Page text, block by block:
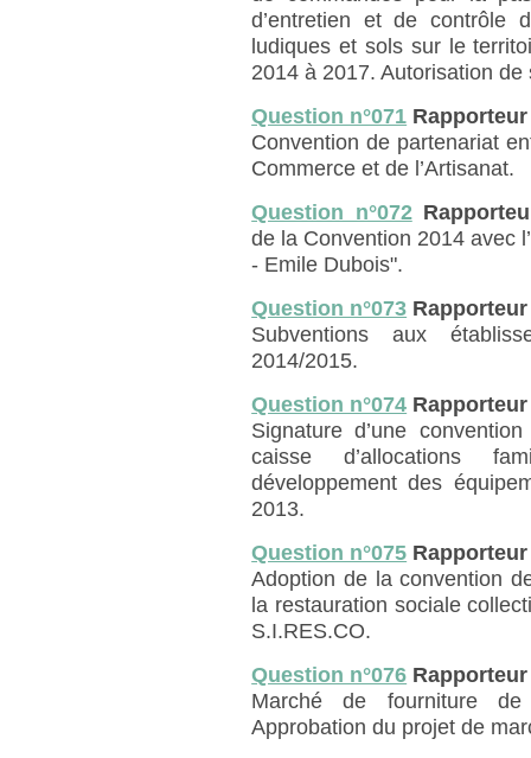
d’entretien et de contrôle
ludiques et sols sur le
2014 à 2017. Autorisation de
Question n°071
Convention de partenariat
Commerce et de l’Artisanat.
Question n°072
de la Convention 2014 avec
- Emile Dubois".
Question n°073
Subventions aux
2014/2015.
Question n°074
Signature d’une
caisse d’allocations
développement des
2013.
Question n°075
Adoption de la convention
la restauration sociale
S.I.RES.CO.
Question n°076
Marché de fourniture de
Approbation du projet de